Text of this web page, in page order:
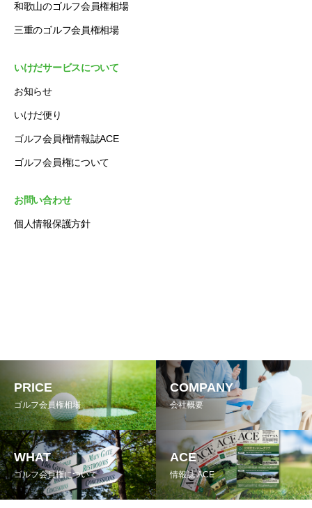
和歌山のゴルフ会員権相場
三重のゴルフ会員権相場
いけだサービスについて
お知らせ
いけだ便り
ゴルフ会員権情報誌ACE
ゴルフ会員権について
お問い合わせ
個人情報保護方針
PRICE
ゴルフ会員権相場
COMPANY
会社概要
WHAT
ゴルフ会員権について
ACE
情報誌 ACE